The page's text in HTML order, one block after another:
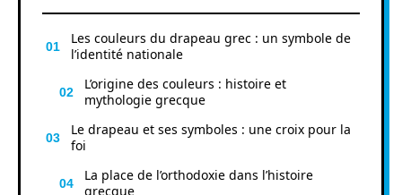
Les couleurs du drapeau grec : un symbole de
l’identité nationale
L’origine des couleurs : histoire et
mythologie grecque
Le drapeau et ses symboles : une croix pour la
foi
La place de l’orthodoxie dans l’histoire
grecque